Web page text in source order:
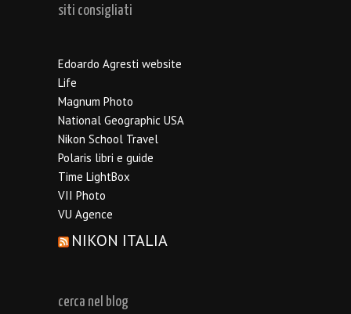
siti consigliati
Edoardo Agresti website
Life
Magnum Photo
National Geographic USA
Nikon School Travel
Polaris libri e guide
Time LightBox
VII Photo
VU Agence
NIKON ITALIA
cerca nel blog